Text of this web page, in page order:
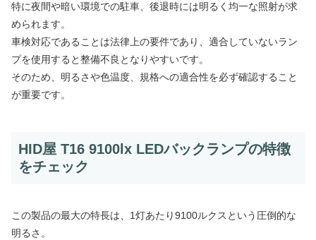
特に夜間や暗い環境での駐車、後退時には明るく均一な照射が求
められます。
車検対応であることは法律上の要件であり、適合していないラン
プを使用すると整備不良となりやすいです。
そのため、明るさや色温度、規格への適合性を必ず確認すること
が重要です。
HID屋 T16 9100lx LEDバックランプの特徴
をチェック
この製品の最大の特長は、1灯あたり9100ルクスという圧倒的な
明るさ。